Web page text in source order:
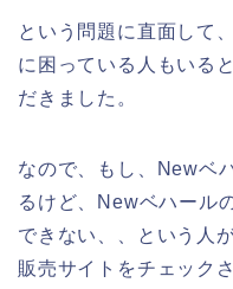
という問題に直面して
に困っている人もいる
だきました。
なので、もし、Newベ
るけど、Newベハール
できない、、という人
販売サイトをチェック